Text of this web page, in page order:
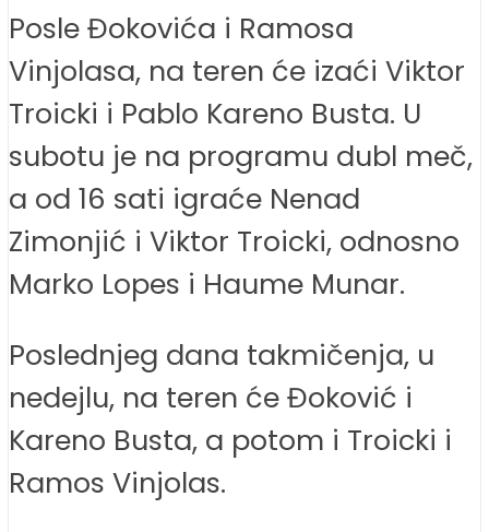
Posle Đokovića i Ramosa
Vinjolasa, na teren će izaći Viktor
Troicki i Pablo Kareno Busta. U
subotu je na programu dubl meč,
a od 16 sati igraće Nenad
Zimonjić i Viktor Troicki, odnosno
Marko Lopes i Haume Munar.
Poslednjeg dana takmičenja, u
nedejlu, na teren će Đoković i
Kareno Busta, a potom i Troicki i
Ramos Vinjolas.